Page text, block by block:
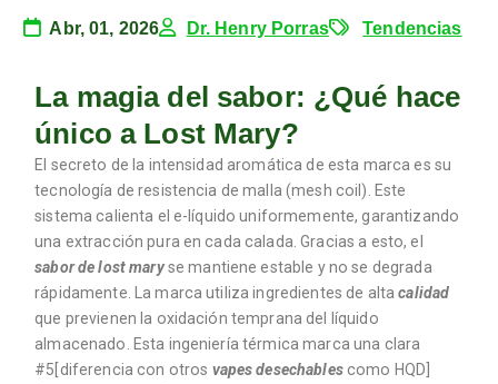
Abr, 01, 2026 Dr. Henry Porras Tendencias
La magia del sabor: ¿Qué hace
único a Lost Mary?
El secreto de la intensidad aromática de esta marca es su
tecnología de resistencia de malla (mesh coil). Este
sistema calienta el e-líquido uniformemente, garantizando
una extracción pura en cada calada. Gracias a esto, el
sabor de lost maryse mantiene estable y no se degrada
rápidamente. La marca utiliza ingredientes de altacalidad
que previenen la oxidación temprana del líquido
almacenado. Esta ingeniería térmica marca una clara
#5[diferencia con otros vapes desechablescomo HQD]